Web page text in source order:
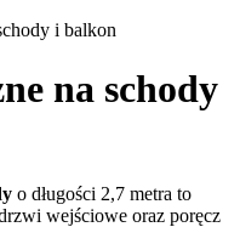
i balkon
na schody
o długości 2,7 metra to
wejściowe oraz poręcz